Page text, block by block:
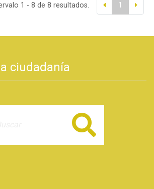
1 - 8 de 8 resultados. 1
ciudadanía
Buscar